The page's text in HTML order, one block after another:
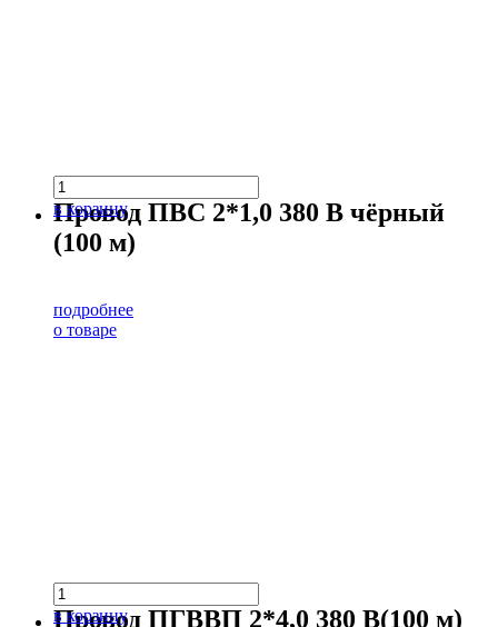
в корзину
Провод ПВС 2*1,0 380 В чёрный
(100 м)
подробнее
о товаре
в корзину
Провод ПГВВП 2*4,0 380 В(100 м)